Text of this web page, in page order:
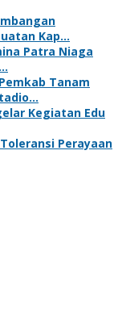
Kap…
Patra Niaga
Tanam
Kegiatan Edu
Perayaan